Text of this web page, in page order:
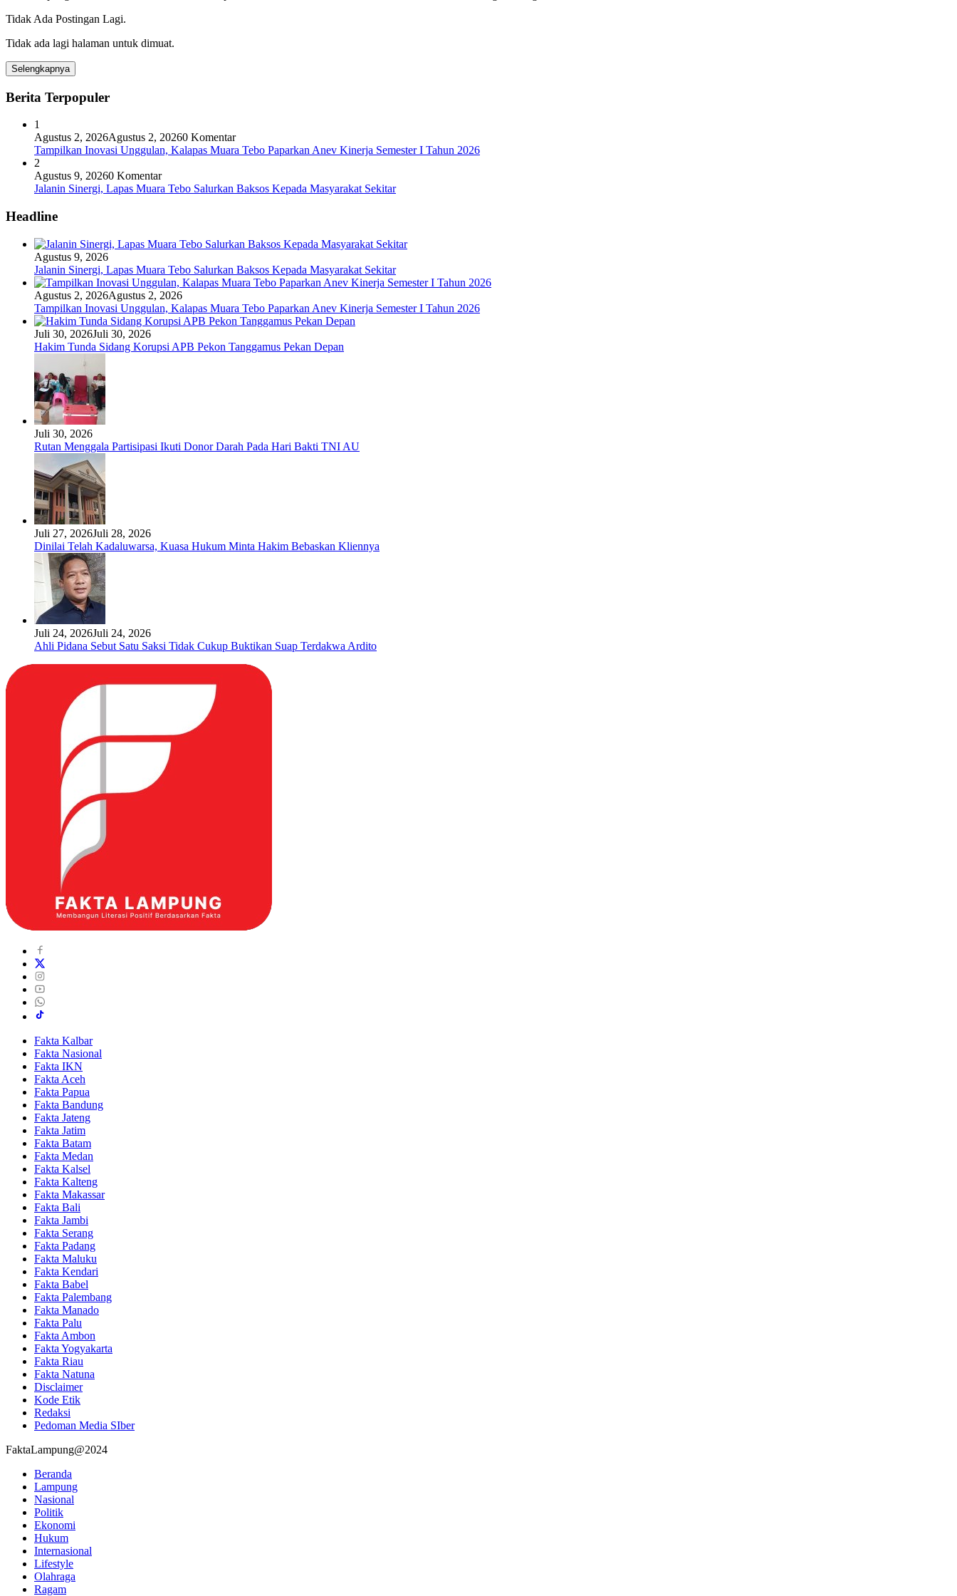
Tidak Ada Postingan Lagi.
Tidak ada lagi halaman untuk dimuat.
Selengkapnya
Berita Terpopuler
1
Agustus 2, 2026Agustus 2, 20260 Komentar
Tampilkan Inovasi Unggulan, Kalapas Muara Tebo Paparkan Anev Kinerja Semester I Tahun 2026
2
Agustus 9, 20260 Komentar
Jalanin Sinergi, Lapas Muara Tebo Salurkan Baksos Kepada Masyarakat Sekitar
Headline
Agustus 9, 2026
Jalanin Sinergi, Lapas Muara Tebo Salurkan Baksos Kepada Masyarakat Sekitar
Agustus 2, 2026Agustus 2, 2026
Tampilkan Inovasi Unggulan, Kalapas Muara Tebo Paparkan Anev Kinerja Semester I Tahun 2026
Juli 30, 2026Juli 30, 2026
Hakim Tunda Sidang Korupsi APB Pekon Tanggamus Pekan Depan
Juli 30, 2026
Rutan Menggala Partisipasi Ikuti Donor Darah Pada Hari Bakti TNI AU
Juli 27, 2026Juli 28, 2026
Dinilai Telah Kadaluwarsa, Kuasa Hukum Minta Hakim Bebaskan Kliennya
Juli 24, 2026Juli 24, 2026
Ahli Pidana Sebut Satu Saksi Tidak Cukup Buktikan Suap Terdakwa Ardito
Fakta Kalbar
Fakta Nasional
Fakta IKN
Fakta Aceh
Fakta Papua
Fakta Bandung
Fakta Jateng
Fakta Jatim
Fakta Batam
Fakta Medan
Fakta Kalsel
Fakta Kalteng
Fakta Makassar
Fakta Bali
Fakta Jambi
Fakta Serang
Fakta Padang
Fakta Maluku
Fakta Kendari
Fakta Babel
Fakta Palembang
Fakta Manado
Fakta Palu
Fakta Ambon
Fakta Yogyakarta
Fakta Riau
Fakta Natuna
Disclaimer
Kode Etik
Redaksi
Pedoman Media SIber
FaktaLampung@2024
Beranda
Lampung
Nasional
Politik
Ekonomi
Hukum
Internasional
Lifestyle
Olahraga
Ragam